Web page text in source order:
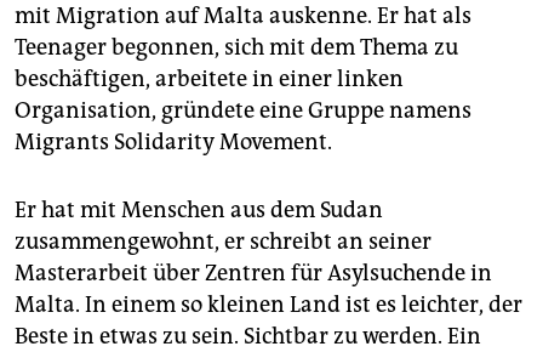
mit Migration auf Malta auskenne. Er hat als
Teenager begonnen, sich mit dem Thema zu
beschäftigen, arbeitete in einer linken
Organisation, gründete eine Gruppe namens
Migrants Solidarity Movement.
Er hat mit Menschen aus dem Sudan
zusammengewohnt, er schreibt an seiner
Masterarbeit über Zentren für Asylsuchende in
Malta. In einem so kleinen Land ist es leichter, der
Beste in etwas zu sein. Sichtbar zu werden. Ein